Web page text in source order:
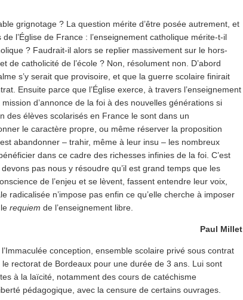
grignotage ? La question mérite d’être posée autrement, et
l’Église de France : l’enseignement catholique mérite-t-il
? Faudrait-il alors se replier massivement sur le hors-
de catholicité de l’école ? Non, résolument non. D’abord
s’y serait que provisoire, et que la guerre scolaire finirait
Ensuite parce que l’Église exerce, à travers l’enseignement
d’annonce de la foi à des nouvelles générations si
des élèves scolarisés en France le sont dans un
le caractère propre, ou même réserver la proposition
abandonner – trahir, même à leur insu – les nombreux
dans ce cadre des richesses infinies de la foi. C’est
pas nous y résoudre qu’il est grand temps que les
de l’enjeu et se lèvent, fassent entendre leur voix,
radicalisée n’impose pas enfin ce qu’elle cherche à imposer
requiem de l’enseignement libre.
Paul Millet
conception, ensemble scolaire privé sous contrat
rectorat de Bordeaux pour une durée de 3 ans. Lui sont
à la laïcité, notamment des cours de catéchisme
pédagogique, avec la censure de certains ouvrages.